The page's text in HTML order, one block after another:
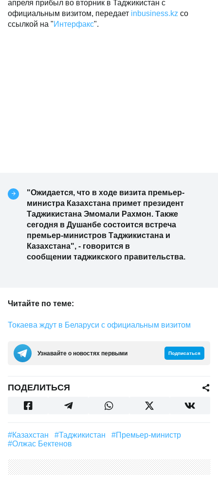
апреля прибыл во вторник в Таджикистан с
официальным визитом, передает inbusiness.kz со
ссылкой на "Интерфакс".
"Ожидается, что в ходе визита премьер-
министра Казахстана примет президент
Таджикистана Эмомали Рахмон. Также
сегодня в Душанбе состоится встреча
премьер-министров Таджикистана и
Казахстана", - говорится в
сообщении таджикского правительства.
Читайте по теме:
Токаева ждут в Беларуси с официальным визитом
Узнавайте о новостях первыми Подписаться
ПОДЕЛИТЬСЯ
#Казахстан #Таджикистан
#премьер-министр
#Олжас Бектенов